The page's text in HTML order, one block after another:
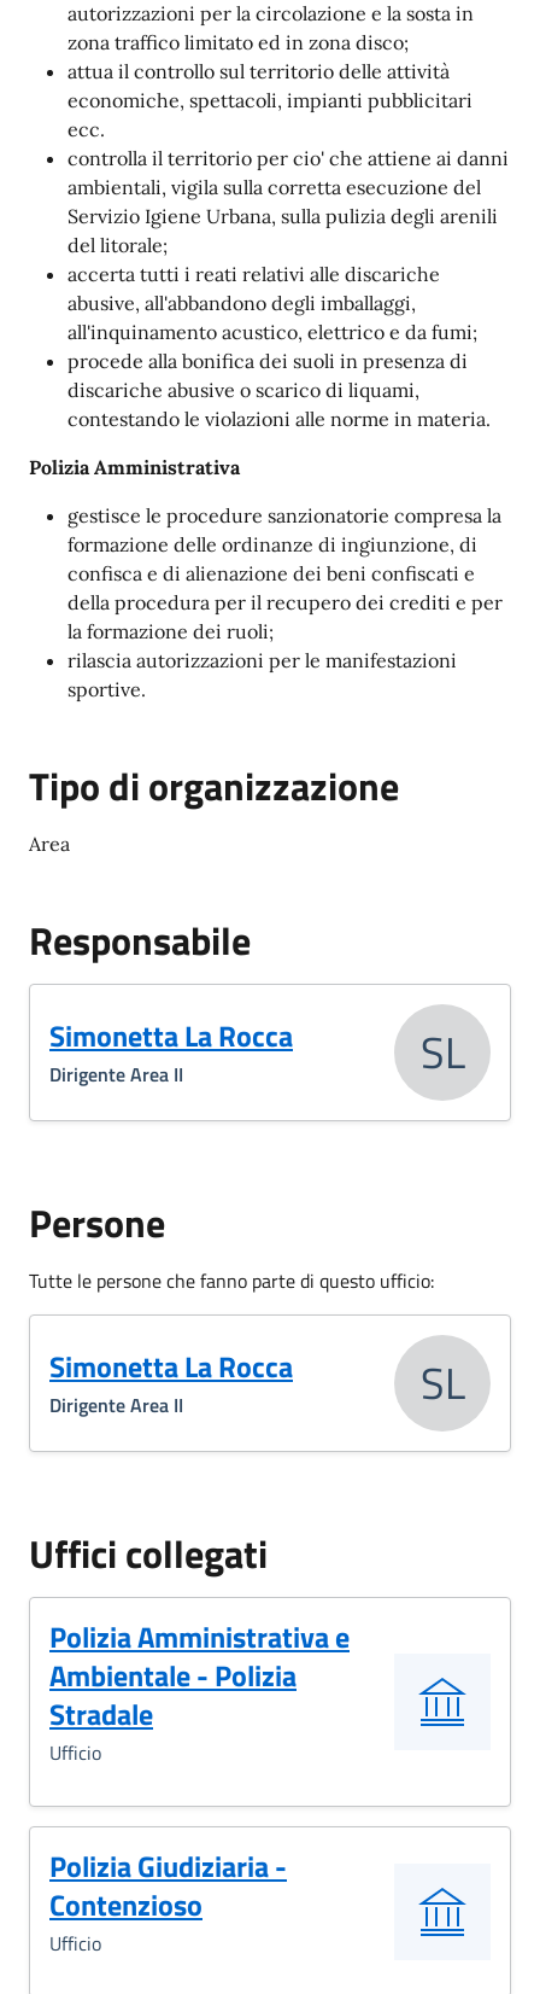
autorizzazioni per la circolazione e la sosta in
zona traffico limitato ed in zona disco;
attua il controllo sul territorio delle attività
economiche, spettacoli, impianti pubblicitari
ecc.
controlla il territorio per cio' che attiene ai danni
ambientali, vigila sulla corretta esecuzione del
Servizio Igiene Urbana, sulla pulizia degli arenili
del litorale;
accerta tutti i reati relativi alle discariche
abusive, all'abbandono degli imballaggi,
all'inquinamento acustico, elettrico e da fumi;
procede alla bonifica dei suoli in presenza di
discariche abusive o scarico di liquami,
contestando le violazioni alle norme in materia.
Polizia Amministrativa
gestisce le procedure sanzionatorie compresa la
formazione delle ordinanze di ingiunzione, di
confisca e di alienazione dei beni confiscati e
della procedura per il recupero dei crediti e per
la formazione dei ruoli;
rilascia autorizzazioni per le manifestazioni
sportive.
Tipo di organizzazione
Area
Responsabile
Simonetta La Rocca
Dirigente Area II SL
Persone
Tutte le persone che fanno parte di questo ufficio:
Simonetta La Rocca
Dirigente Area II SL
Uffici collegati
Polizia Amministrativa e
Ambientale - Polizia
Stradale
Ufficio
Polizia Giudiziaria -
Contenzioso
Ufficio